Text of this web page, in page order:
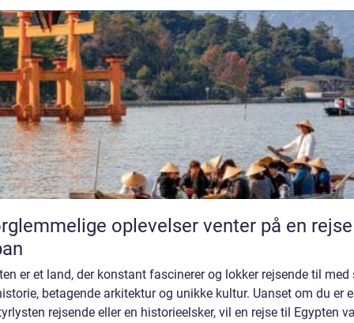
oplevelser venter på en
er et land, der konstant fascinerer og lokker rejsende til med
betagende arkitektur og unikke kultur. Uanset om du er
rejsende eller en historieelsker, vil en rejse til Egypten